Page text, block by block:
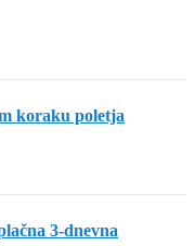
koraku poletja
3-dnevna